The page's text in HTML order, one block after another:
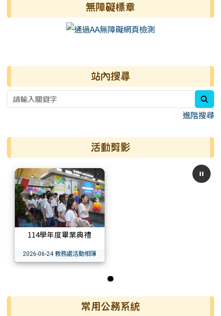
無障礙標章
右邊區域內容 站內搜尋
進階搜尋
活動剪影
114學年度畢業典禮
2026-06-24 教務處活動相簿
常用公務系統